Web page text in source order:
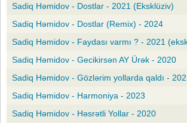
Sadiq Həmidov - Dostlar - 2021 (Eksklüziv)
Sadiq Həmidov - Dostlar (Remix) - 2024
Sadiq Həmidov - Faydası varmı ? - 2021
Sadiq Həmidov - Gecikirsən AY Ürək - 2020
Sadiq Həmidov - Gözlərim yollarda qaldı -
Sadiq Həmidov - Harmoniya - 2023
Sadiq Həmidov - Həsrətli Yollar - 2020